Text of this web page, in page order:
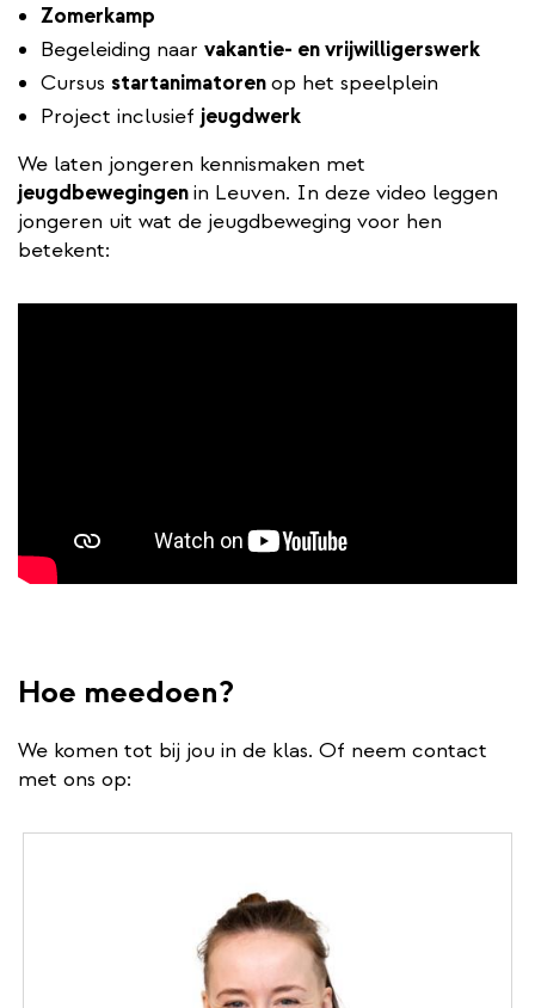
Zomerkamp
Begeleiding naar vakantie- en vrijwilligerswerk
Cursus startanimatorenop het speelplein
Project inclusief jeugdwerk
We laten jongeren kennismaken met
jeugdbewegingenin Leuven. In deze video leggen
jongeren uit wat de jeugdbeweging voor hen
betekent:
Hoe meedoen?
We komen tot bij jou in de klas. Of neem contact
met ons op: